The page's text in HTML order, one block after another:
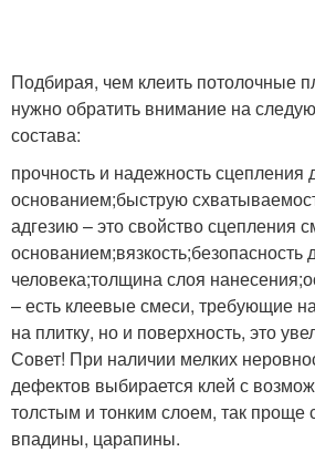
Подбирая, чем клеить потолочные
нужно обратить внимание на
состава:
прочность и надежность сцепления
основанием;быструю
адгезию – это свойство сцепления
основанием;вязкость;безопасность
человека;толщина слоя
– есть клеевые смеси, требующие
на плитку, но и поверхность, это
Совет! При наличии мелких
дефектов выбирается клей с
толстым и тонким слоем, так проще
впадины, царапины.